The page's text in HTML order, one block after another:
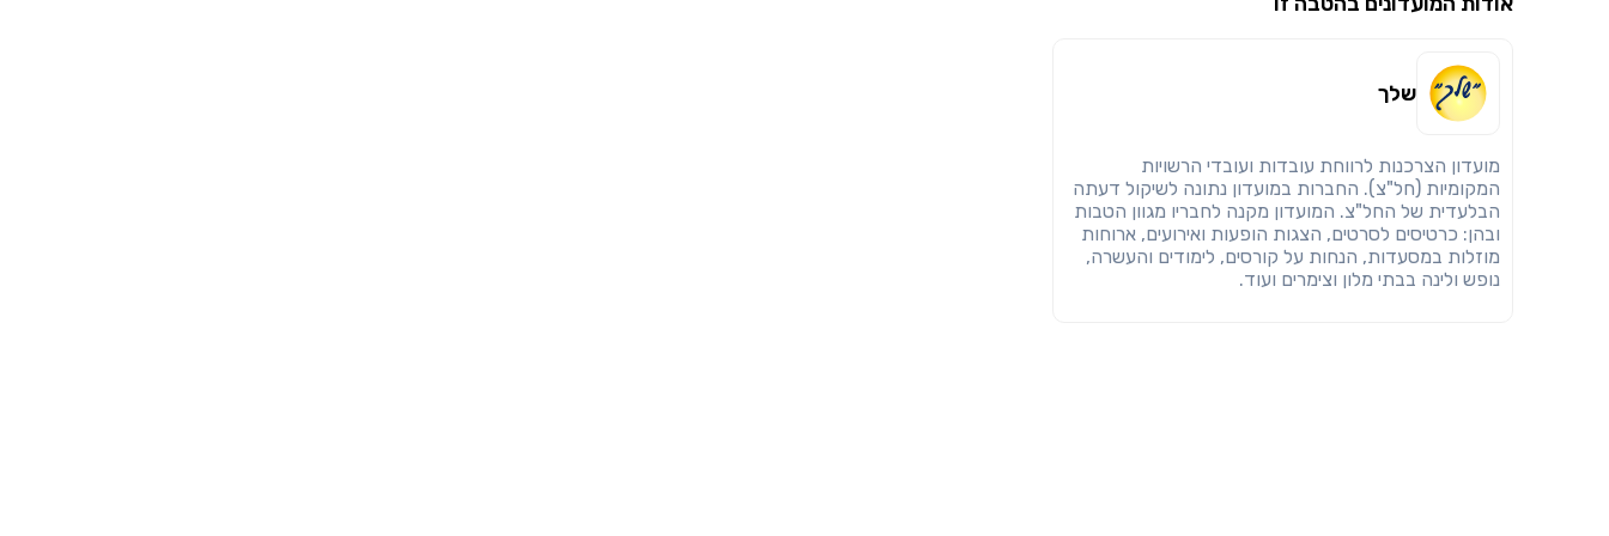
שלך
מועדון הצרכנות לרווחת עובדות ועובדי הרשויות
המקומיות (חל"צ). החברות במועדון נתונה לשיקול דעתה
הבלעדית של החל"צ. המועדון מקנה לחבריו מגוון הטבות
ובהן: כרטיסים לסרטים, הצגות הופעות ואירועים, ארוחות
מוזלות במסעדות, הנחות על קורסים, לימודים והעשרה,
נופש ולינה בבתי מלון וצימרים ועוד.